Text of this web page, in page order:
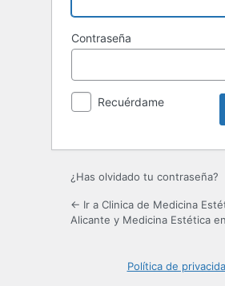
Contraseña
Recuérdame
¿Has olvidado tu contraseña?
← Ir a Clinica de Medicina
Alicante y Medicina Estética
Política de